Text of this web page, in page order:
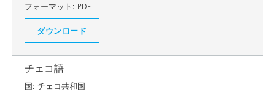
フォーマット: PDF
ダウンロード
チェコ語
国: チェコ共和国